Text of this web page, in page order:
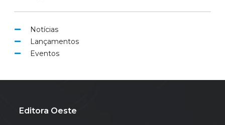
Notícias
Lançamentos
Eventos
Editora Oeste